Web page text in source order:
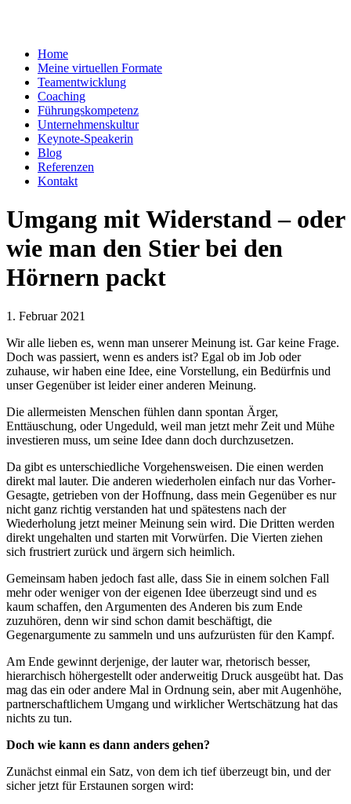
Home
Meine virtuellen Formate
Teamentwicklung
Coaching
Führungskompetenz
Unternehmenskultur
Keynote-Speakerin
Blog
Referenzen
Kontakt
Umgang mit Widerstand – oder
wie man den Stier bei den
Hörnern packt
1. Februar 2021
Wir alle lieben es, wenn man unserer Meinung ist. Gar keine Frage.
Doch was passiert, wenn es anders ist? Egal ob im Job oder
zuhause, wir haben eine Idee, eine Vorstellung, ein Bedürfnis und
unser Gegenüber ist leider einer anderen Meinung.
Die allermeisten Menschen fühlen dann spontan Ärger,
Enttäuschung, oder Ungeduld, weil man jetzt mehr Zeit und Mühe
investieren muss, um seine Idee dann doch durchzusetzen.
Da gibt es unterschiedliche Vorgehensweisen. Die einen werden
direkt mal lauter. Die anderen wiederholen einfach nur das Vorher-
Gesagte, getrieben von der Hoffnung, dass mein Gegenüber es nur
nicht ganz richtig verstanden hat und spätestens nach der
Wiederholung jetzt meiner Meinung sein wird. Die Dritten werden
direkt ungehalten und starten mit Vorwürfen. Die Vierten ziehen
sich frustriert zurück und ärgern sich heimlich.
Gemeinsam haben jedoch fast alle, dass Sie in einem solchen Fall
mehr oder weniger von der eigenen Idee überzeugt sind und es
kaum schaffen, den Argumenten des Anderen bis zum Ende
zuzuhören, denn wir sind schon damit beschäftigt, die
Gegenargumente zu sammeln und uns aufzurüsten für den Kampf.
Am Ende gewinnt derjenige, der lauter war, rhetorisch besser,
hierarchisch höhergestellt oder anderweitig Druck ausgeübt hat. Das
mag das ein oder andere Mal in Ordnung sein, aber mit Augenhöhe,
partnerschaftlichem Umgang und wirklicher Wertschätzung hat das
nichts zu tun.
Doch wie kann es dann anders gehen?
Zunächst einmal ein Satz, von dem ich tief überzeugt bin, und der
sicher jetzt für Erstaunen sorgen wird: